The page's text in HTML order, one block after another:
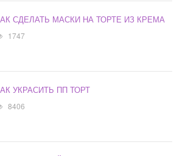
СДЕЛАТЬ МАСКИ НА ТОРТЕ ИЗ КРЕМА
1747
УКРАСИТЬ ПП ТОРТ
8406